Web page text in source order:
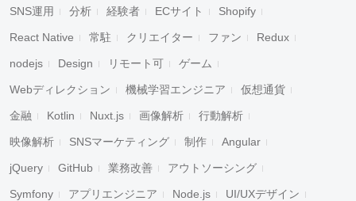
SNS運用 分析 経験者 ECサイト Shopify
React Native 常駐 クリエイター ファン Redux
nodejs Design リモート可 ゲーム
Webディレクション 機械学習エンジニア 仮想通貨
金融 Kotlin Nuxt.js 画像解析 行動解析
映像解析 SNSマーケティング 制作 Angular
jQuery GitHub 業務改善 アウトソーシング
Symfony アプリエンジニア Node.js UI/UXデザイン